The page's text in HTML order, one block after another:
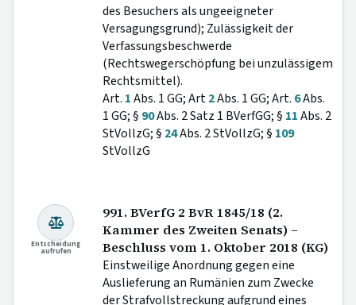
des Besuchers als ungeeigneter
Versagungsgrund); Zulässigkeit der
Verfassungsbeschwerde
(Rechtswegerschöpfung bei unzulässigem
Rechtsmittel).
Art. 1Abs. 1 GG; Art2Abs. 1 GG; Art. 6Abs.
1 GG; § 90Abs. 2 Satz 1 BVerfGG; § 11Abs. 2
StVollzG; § 24Abs. 2 StVollzG; § 109
StVollzG
Entscheidung
aufrufen
991. BVerfG 2 BvR 1845/18 (2.
Kammer des Zweiten Senats) –
Beschluss vom 1. Oktober 2018 (KG)
Einstweilige Anordnung gegen eine
Auslieferung an Rumänien zum Zwecke
der Strafvollstreckung aufgrund eines